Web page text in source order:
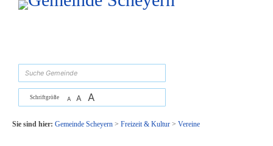
Zum Inhalt, zur Navigationoder zur Startseite springen.
Schriftgröße A A A
Sie sind hier: Gemeinde Scheyern> Freizeit & Kultur> Vereine